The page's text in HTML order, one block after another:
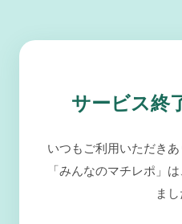
サービス終
いつもご利用いただきあ
「みんなのマチレポ」
まし